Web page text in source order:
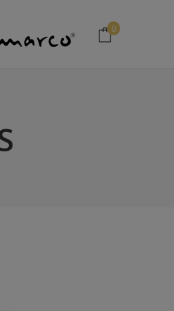
0